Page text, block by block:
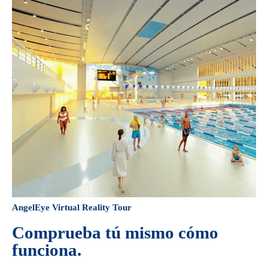
AngelEye Virtual Reality Tour
Comprueba tú mismo cómo
funciona.